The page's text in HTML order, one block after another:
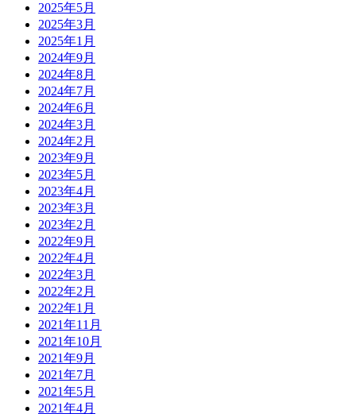
2025年5月
2025年3月
2025年1月
2024年9月
2024年8月
2024年7月
2024年6月
2024年3月
2024年2月
2023年9月
2023年5月
2023年4月
2023年3月
2023年2月
2022年9月
2022年4月
2022年3月
2022年2月
2022年1月
2021年11月
2021年10月
2021年9月
2021年7月
2021年5月
2021年4月